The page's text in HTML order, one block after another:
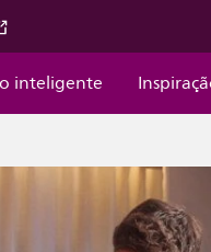
inteligente